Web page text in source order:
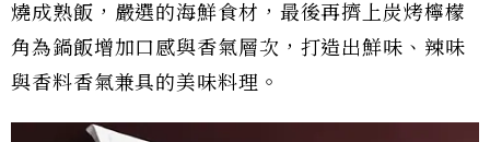
燒成熟飯，嚴選的海鮮食材，最後再擠上炭烤檸檬
角為鍋飯增加口感與香氣層次，打造出鮮味、辣味
與香料香氣兼具的美味料理。